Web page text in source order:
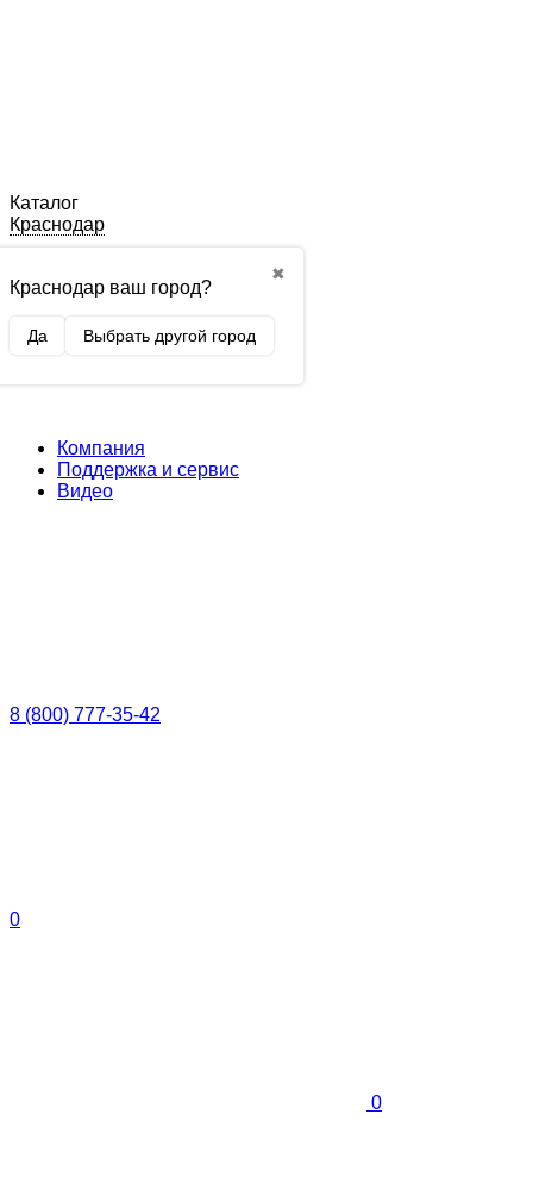
Каталог
Краснодар
✖
Краснодар ваш город?
Да Выбрать другой город
Компания
Поддержка и сервис
Видео
8 (800) 777-35-42
0
0